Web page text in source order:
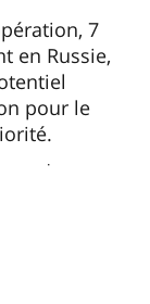
7
en Russie,
pour le